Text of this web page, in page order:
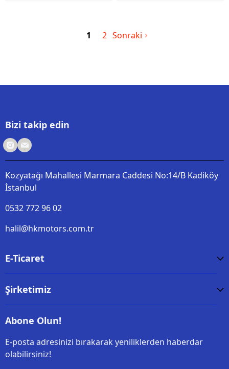
1 2 Sonraki
Bizi takip edin
Kozyatağı Mahallesi Marmara Caddesi No:14/B Kadiköy
İstanbul
0532 772 96 02
halil@hkmotors.com.tr
E-Ticaret
Şirketimiz
Abone Olun!
E-posta adresinizi bırakarak yeniliklerden haberdar
olabilirsiniz!